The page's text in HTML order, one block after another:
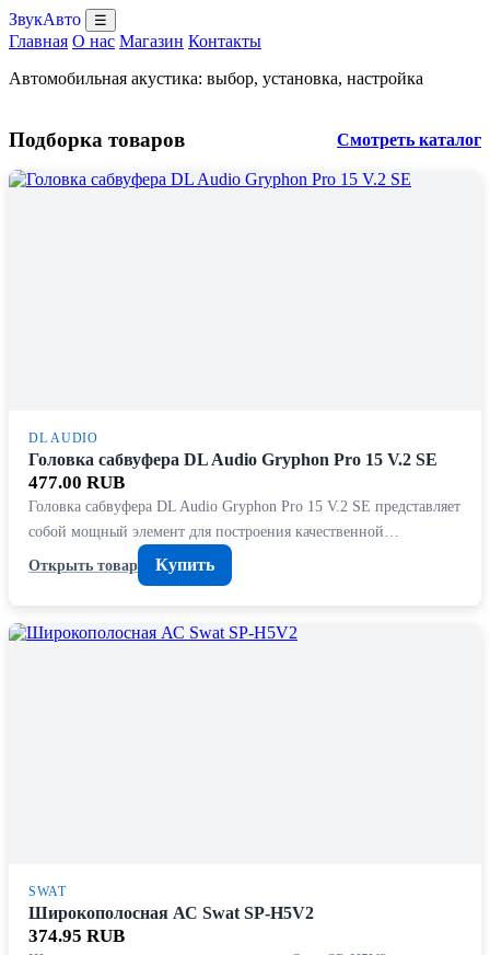
ЗвукАвто ☰
Главная О нас Магазин Контакты
Автомобильная акустика: выбор, установка, настройка
Подборка товаров Смотреть каталог
DL AUDIO
Головка сабвуфера DL Audio Gryphon Pro 15 V.2 SE
477.00 RUB
Головка сабвуфера DL Audio Gryphon Pro 15 V.2 SE представляет
собой мощный элемент для построения качественной…
Открыть товар
Купить
SWAT
Широкополосная АС Swat SP-H5V2
374.95 RUB